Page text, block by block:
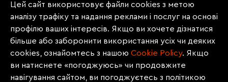
«Судовий репортер» не нижче третього
абзацу. Матеріали, щодо яких міститься
заборона на повну републікацію
(передрук, копіювання, відтворення або
інше використання), заборонено
передруковувати без згоди редакції.
Цей сайт використовує файли cookies з метою
аналізу трафіку та надання реклами і послуг на основі
профілю ваших інтересів. Якщо ви хочете дізнатися
більше або заборонити використання усіх чи деяких
cookies, ознайомтесь з нашою Сookie Policy. Якщо
ви натиснете «погоджуюсь» чи продовжите
навігування сайтом, ви погоджуєтесь з політикою